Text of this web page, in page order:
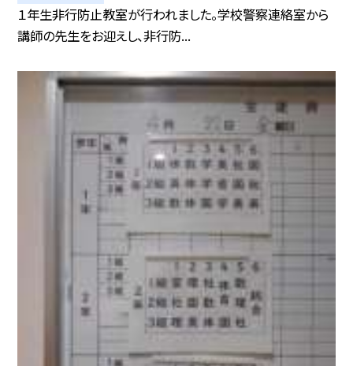
１年生非行防止教室が行われました。学校警察連絡室から
講師の先生をお迎えし、非行防...